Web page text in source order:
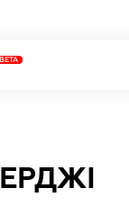
BETA